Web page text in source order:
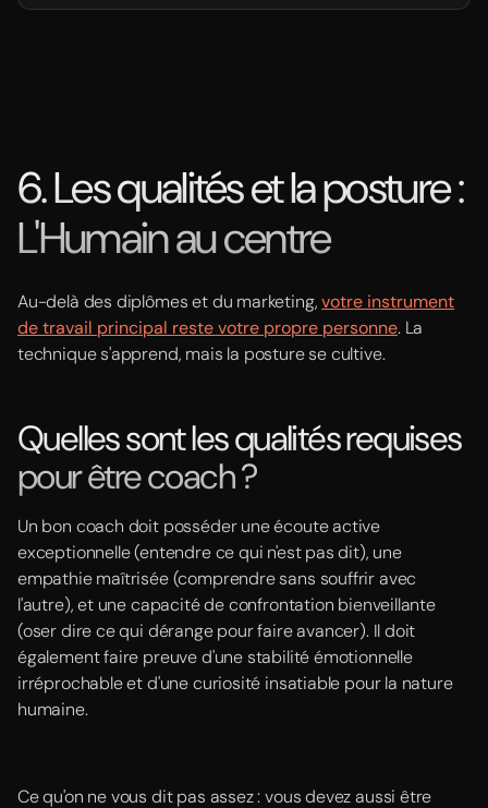
6. Les qualités et la posture :
L'Humain au centre
Au-delà des diplômes et du marketing,votre instrument
de travail principal reste votre propre personne. La
technique s'apprend, mais la posture se cultive.
Quelles sont les qualités requises
pour être coach ?
Un bon coach doit posséder une écoute active
exceptionnelle (entendre ce qui n'est pas dit), une
empathie maîtrisée (comprendre sans souffrir avec
l'autre), et une capacité de confrontation bienveillante
(oser dire ce qui dérange pour faire avancer). Il doit
également faire preuve d'une stabilité émotionnelle
irréprochable et d'une curiosité insatiable pour la nature
humaine.
Ce qu'on ne vous dit pas assez : vous devez aussi être